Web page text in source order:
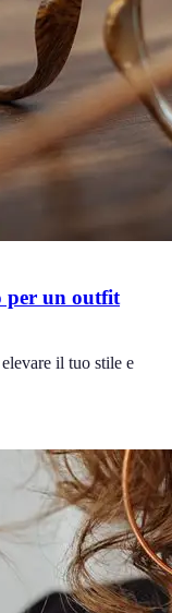
per un outfit
il tuo stile e